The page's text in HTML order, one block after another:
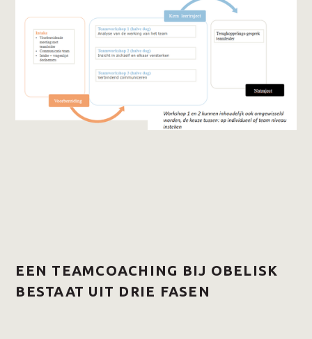
EEN TEAMCOACHING BIJ OBELISK
BESTAAT UIT DRIE FASEN